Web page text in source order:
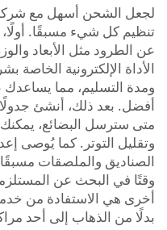
تنظيم كل شيء مسبقًا.
عن الطرود مثل الأبعاد
ومدة التسليم، مما
أفضل. بعد ذلك، أنشئ
متى سترسل البضائع،
وتقليل التوتر. كما يُوصى
الصناديق والملصقات
وقتًا في البحث عن
بدلًا من الذهاب إلى أحد